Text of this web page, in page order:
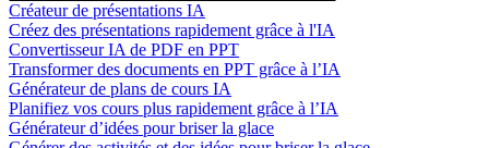
Créateur de présentations IA
Créez des présentations rapidement grâce à l'IA
Convertisseur IA de PDF en PPT
Transformer des documents en PPT grâce à l’IA
Générateur de plans de cours IA
Planifiez vos cours plus rapidement grâce à l’IA
Générateur d’idées pour briser la glace